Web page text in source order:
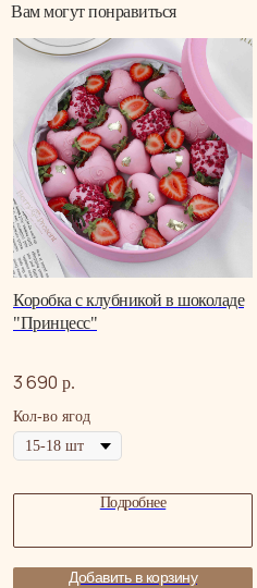
Вам могут понравиться
Коробка с клубникой в шоколаде
"Принцесс"
3 690 р.
Кол-во ягод
Подробнее
Добавить в корзину